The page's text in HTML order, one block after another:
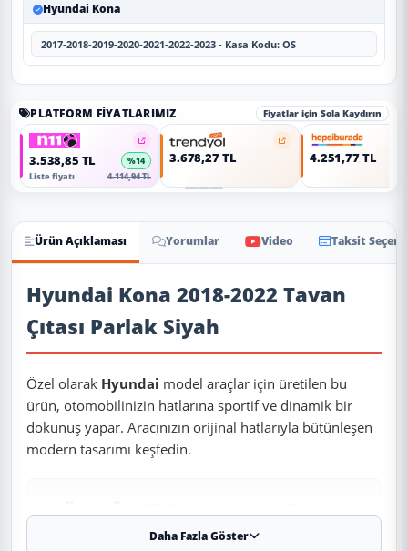
Hyundai Kona
2017-2018-2019-2020-2021-2022-2023 - Kasa Kodu: OS
PLATFORM FIYATLARIMIZ Fiyatlar için Sola Kaydırın
3.538,85 TL
%14
Liste fiyatı
4.114,94 TL
3.678,27 TL 4.251,77 TL
Ürün Açıklaması Yorumlar Video Taksit
Ürün Açıklaması
Hyundai Kona 2018-2022 Tavan
Çıtası Parlak Siyah
Özel olarak Hyundai model araçlar için üretilen bu
ürün, otomobilinizin hatlarına sportif ve dinamik bir
dokunuş yapar. Aracınızın orijinal hatlarıyla bütünleşen
modern tasarımı keşfedin.
✨ Ürün Özellikleri ve Avantajları
2018 - 2019 - 2020 - 2021 - 2022
Daha Fazla Göster